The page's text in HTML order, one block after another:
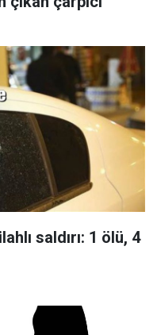
saldırı: 1 ölü, 4